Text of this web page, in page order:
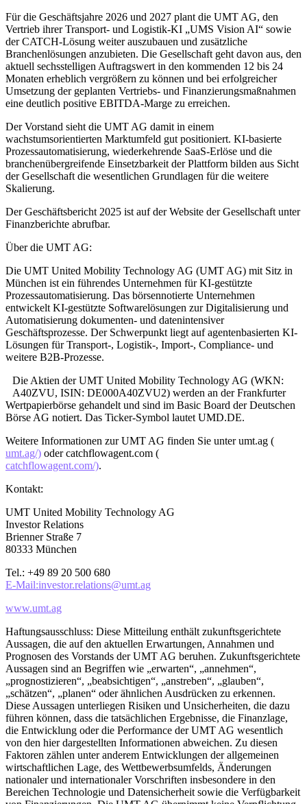
Für die Geschäftsjahre 2026 und 2027 plant die UMT AG, den
Vertrieb ihrer Transport- und Logistik-KI „UMS Vision AI“ sowie
der CATCH-Lösung weiter auszubauen und zusätzliche
Branchenlösungen anzubieten. Die Gesellschaft geht davon aus, den
aktuell sechsstelligen Auftragswert in den kommenden 12 bis 24
Monaten erheblich vergrößern zu können und bei erfolgreicher
Umsetzung der geplanten Vertriebs- und Finanzierungsmaßnahmen
eine deutlich positive EBITDA-Marge zu erreichen.
Der Vorstand sieht die UMT AG damit in einem
wachstumsorientierten Marktumfeld gut positioniert. KI-basierte
Prozessautomatisierung, wiederkehrende SaaS-Erlöse und die
branchenübergreifende Einsetzbarkeit der Plattform bilden aus Sicht
der Gesellschaft die wesentlichen Grundlagen für die weitere
Skalierung.
Der Geschäftsbericht 2025 ist auf der Website der Gesellschaft unter
Finanzberichte abrufbar.
Über die UMT AG:
Die UMT United Mobility Technology AG (UMT AG) mit Sitz in
München ist ein führendes Unternehmen für KI-gestützte
Prozessautomatisierung. Das börsennotierte Unternehmen
entwickelt KI-gestützte Softwarelösungen zur Digitalisierung und
Automatisierung dokumenten- und datenintensiver
Geschäftsprozesse. Der Schwerpunkt liegt auf agentenbasierten KI-
Lösungen für Transport-, Logistik-, Import-, Compliance- und
weitere B2B-Prozesse.
Die Aktien der UMT United Mobility Technology AG (WKN:
A40ZVU, ISIN: DE000A40ZVU2) werden an der Frankfurter
Wertpapierbörse gehandelt und sind im Basic Board der Deutschen
Börse AG notiert. Das Ticker-Symbol lautet UMD.DE.
Weitere Informationen zur UMT AG finden Sie unter umt.ag (
umt.ag/) oder catchflowagent.com (
catchflowagent.com/).
Kontakt:
UMT United Mobility Technology AG
Investor Relations
Brienner Straße 7
80333 München
Tel.: +49 89 20 500 680
E-Mail:investor.relations@umt.ag
www.umt.ag
Haftungsausschluss: Diese Mitteilung enthält zukunftsgerichtete
Aussagen, die auf den aktuellen Erwartungen, Annahmen und
Prognosen des Vorstands der UMT AG beruhen. Zukunftsgerichtete
Aussagen sind an Begriffen wie „erwarten“, „annehmen“,
„prognostizieren“, „beabsichtigen“, „anstreben“, „glauben“,
„schätzen“, „planen“ oder ähnlichen Ausdrücken zu erkennen.
Diese Aussagen unterliegen Risiken und Unsicherheiten, die dazu
führen können, dass die tatsächlichen Ergebnisse, die Finanzlage,
die Entwicklung oder die Performance der UMT AG wesentlich
von den hier dargestellten Informationen abweichen. Zu diesen
Faktoren zählen unter anderem Entwicklungen der allgemeinen
wirtschaftlichen Lage, des Wettbewerbsumfelds, Änderungen
nationaler und internationaler Vorschriften insbesondere in den
Bereichen Technologie und Datensicherheit sowie die Verfügbarkeit